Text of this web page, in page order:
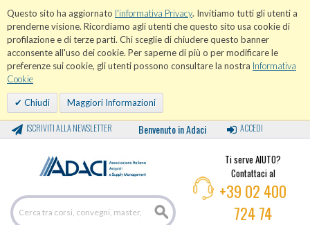
Questo sito ha aggiornato l'informativa Privacy. Invitiamo tutti gli utenti a
prenderne visione. Ricordiamo agli utenti che questo sito usa cookie di
profilazione e di terze parti. Chi sceglie di chiudere questo banner
acconsente all'uso dei cookie. Per saperne di più o per modificare le
preferenze sui cookie, gli utenti possono consultare la nostra Informativa
Cookie
Chiudi Maggiori Informazioni
ISCRIVITI ALLA NEWSLETTER Benvenuto in Adaci ACCEDI
Ti serve AIUTO?
Contattaci al
+39 02 400
724 74